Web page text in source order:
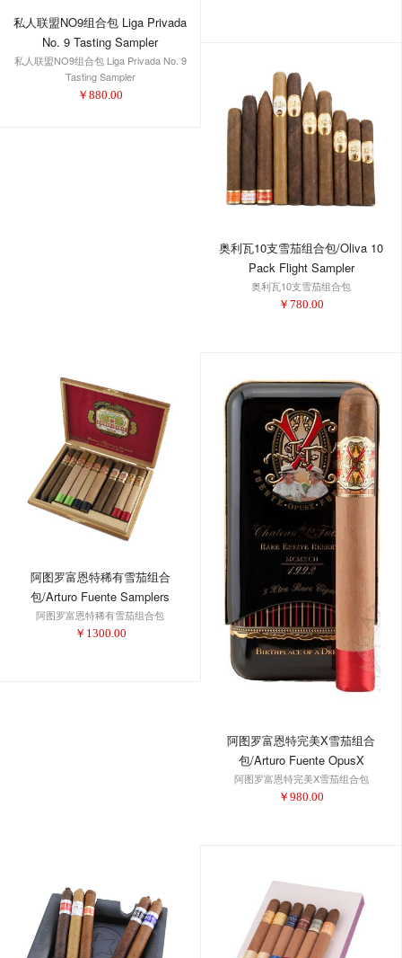
私人联盟NO9组合包 Liga Privada
No. 9 Tasting Sampler
私人联盟NO9组合包 Liga Privada No. 9
Tasting Sampler
￥ 880.00
奥利瓦10支雪茄组合包/Oliva 10
Pack Flight Sampler
奥利瓦10支雪茄组合包
￥ 780.00
阿图罗富恩特稀有雪茄组合
包/Arturo Fuente Samplers
Extremely Rare Holiday
Collection 2016
阿图罗富恩特稀有雪茄组合包
￥ 1300.00
阿图罗富恩特完美X雪茄组合
包/Arturo Fuente OpusX
Perfecxion X Tin 3-PK
阿图罗富恩特完美X雪茄组合包
￥ 980.00